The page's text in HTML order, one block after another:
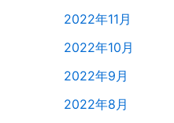
2022年11月
2022年10月
2022年9月
2022年8月